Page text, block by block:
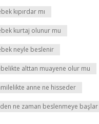
kıpırdar mı
kurtaj olunur mu
neyle beslenir
alttan muayene olur mu
anne ne hisseder
ne zaman beslenmeye başlar